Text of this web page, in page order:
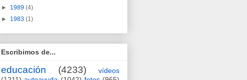
► 1989 (4)
► 1983 (1)
Escribimos de...
educación (4233)
vídeos